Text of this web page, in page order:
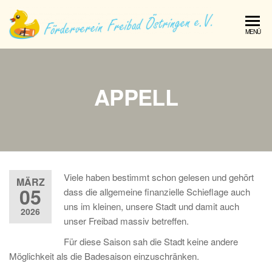
MENÜ
APPELL
MÄRZ
05
2026
Viele haben bestimmt schon gelesen und gehört
dass die allgemeine finanzielle Schieflage auch
uns im kleinen, unsere Stadt und damit auch
unser Freibad massiv betreffen.
Für diese Saison sah die Stadt keine andere
Möglichkeit als die Badesaison einzuschränken.